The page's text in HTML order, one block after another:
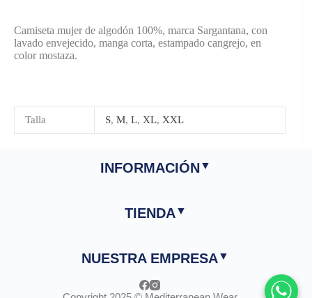
Camiseta mujer de algodón 100%, marca Sargantana, con
lavado envejecido, manga corta, estampado cangrejo, en
color mostaza.
Talla S, M, L, XL, XXL
INFORMACIÓN
TIENDA
NUESTRA EMPRESA